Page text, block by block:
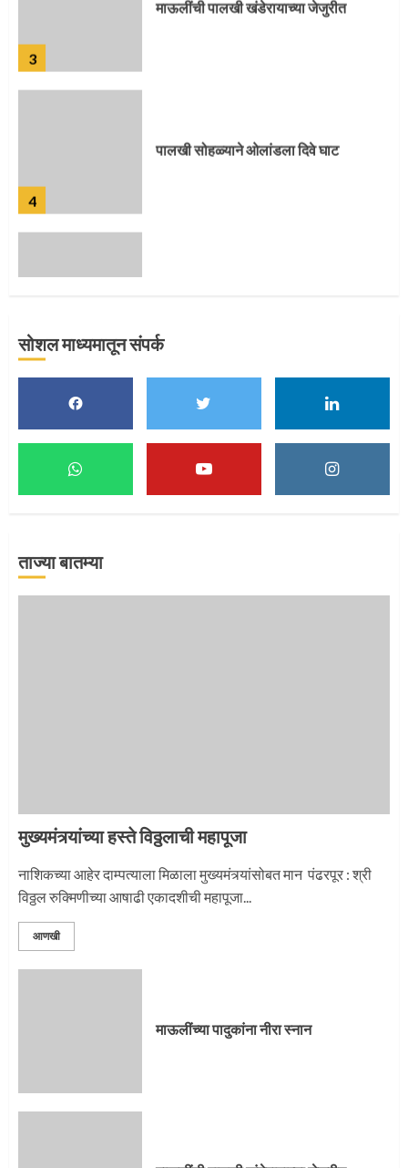
मुख्यमंत्र्यांच्या हस्ते विठ्ठलाची महापूजा
माऊलींच्या पादुकांना नीरा स्नान
सोशल माध्यमातून संपर्क
ताज्या बातम्या
मुख्यमंत्र्यांच्या हस्ते विठ्ठलाची महापूजा
नाशिकच्या आहेर दाम्पत्याला मिळाला मुख्यमंत्र्यांसोबत मान पंढरपूर : श्री
विठ्ठल रुक्मिणीच्या आषाढी एकादशीची महापूजा...
आणखी
माऊलींच्या पादुकांना नीरा स्नान